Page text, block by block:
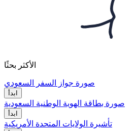
الأكثر بحثًا
صورة جواز السفر السعودي
ابدأ
صورة بطاقة الهوية الوطنية السعودية
ابدأ
تأشيرة الولايات المتحدة الأمريكية